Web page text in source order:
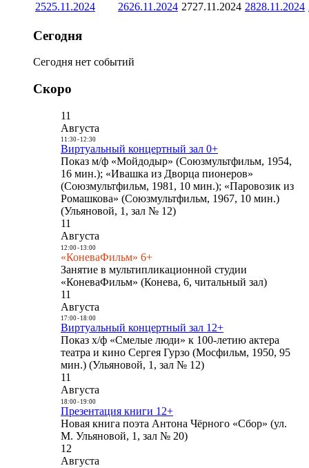
2525.11.2024 2626.11.2024 2727.11.2024 2828.11.2024
Сегодня
Сегодня нет событий
Скоро
11
Августа
11:30- 12:30
Виртуальный концертный зал 0+
Показ м/ф «Мойдодыр» (Союзмультфильм, 1954,
16 мин.); «Ивашка из Дворца пионеров»
(Союзмультфильм, 1981, 10 мин.); «Паровозик из
Ромашкова» (Союзмультфильм, 1967, 10 мин.)
(Ульяновой, 1, зал № 12)
11
Августа
12:00- 13:00
«КоневаФильм» 6+
Занятие в мультипликационной студии
«КоневаФильм» (Конева, 6, читальный зал)
11
Августа
17:00- 18:00
Виртуальный концертный зал 12+
Показ х/ф «Смелые люди» к 100-летию актера
театра и кино Сергея Гурзо (Мосфильм, 1950, 95
мин.) (Ульяновой, 1, зал № 12)
11
Августа
18:00- 19:00
Презентация книги 12+
Новая книга поэта Антона Чёрного «Сбор» (ул.
М. Ульяновой, 1, зал № 20)
12
Августа